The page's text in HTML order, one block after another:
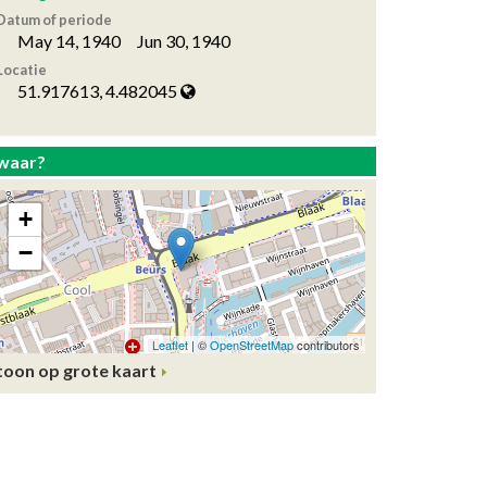
of periode
May 14, 1940 Jun 30, 1940
51.917613, 4.482045
op grote kaart